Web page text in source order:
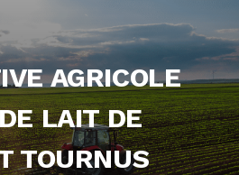
AGRICOLE
LAIT DE
TOURNUS